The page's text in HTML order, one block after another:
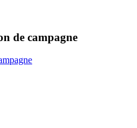
de campagne